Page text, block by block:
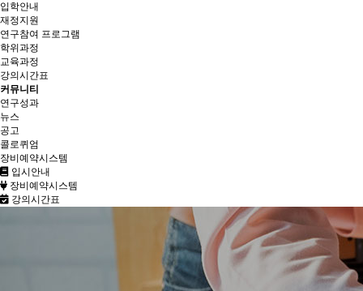
입학안내
재정지원
연구참여 프로그램
학위과정
교육과정
강의시간표
커뮤니티
연구성과
뉴스
공고
콜로퀴엄
장비예약시스템
입시안내
장비예약시스템
강의시간표